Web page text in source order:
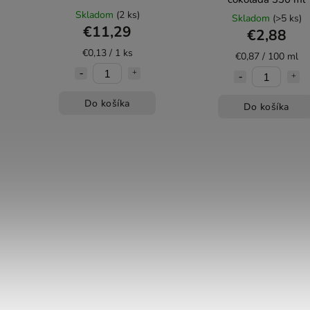
Skladom (2 ks)
€11,29
€0,13 / 1 ks
Do košíka
Skladom (>5 ks)
€2,88
€0,87 / 100 ml
Do košíka